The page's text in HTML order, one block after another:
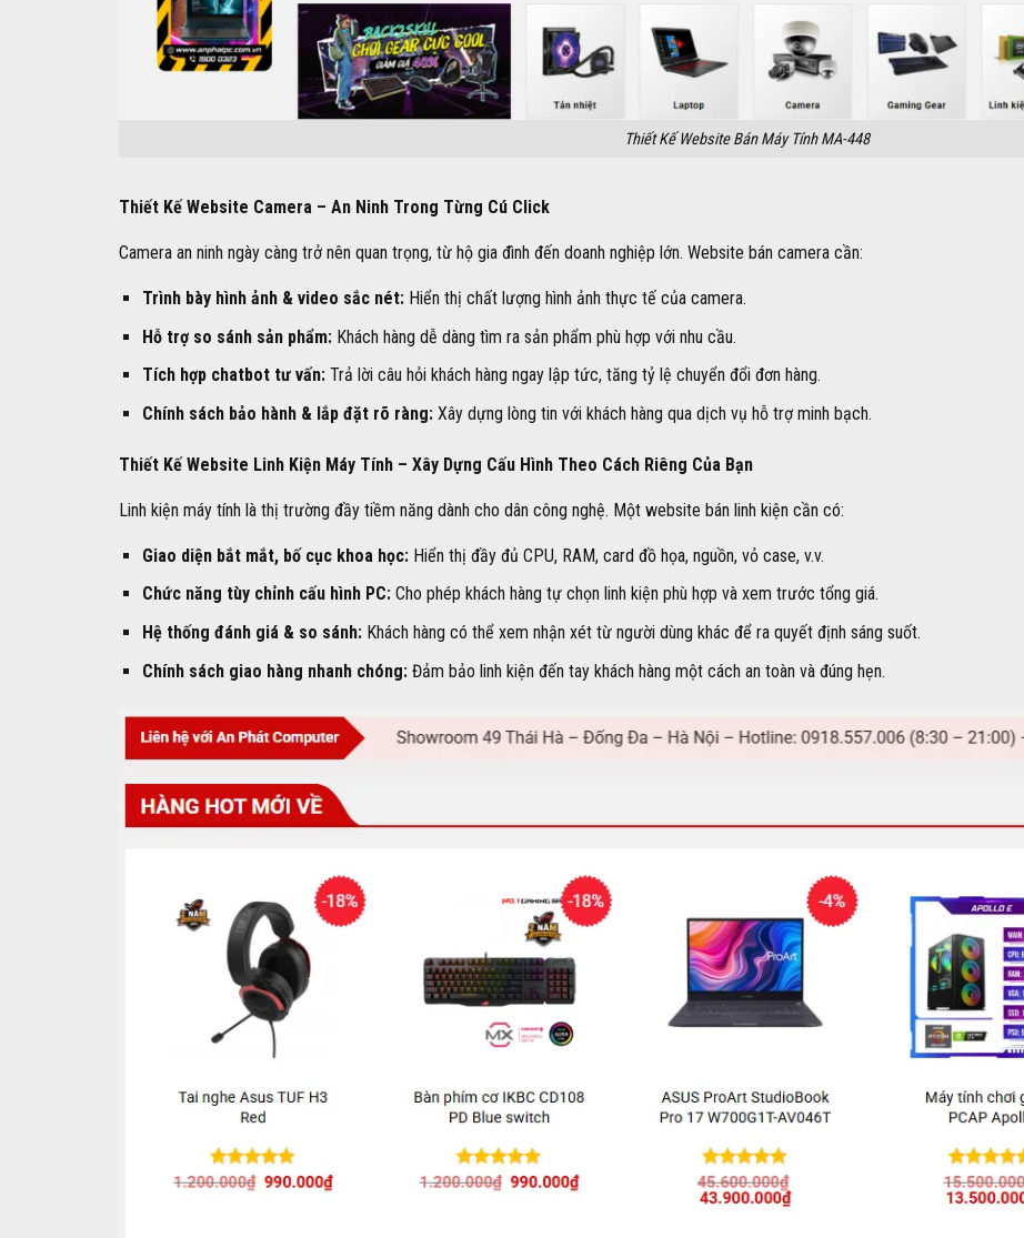
Thiết Kế Website Bán Máy Tính MA-448
Thiết Kế Website Camera – An Ninh Trong Từng Cú Click
Camera an ninh ngày càng trở nên quan trọng, từ hộ gia đình đến doanh nghiệp lớn. Website bán camera cần:
Trình bày hình ảnh & video sắc nét:Hiển thị chất lượng hình ảnh thực tế của camera.
Hỗ trợ so sánh sản phẩm:Khách hàng dễ dàng tìm ra sản phẩm phù hợp với nhu cầu.
Tích hợp chatbot tư vấn:Trả lời câu hỏi khách hàng ngay lập tức, tăng tỷ lệ chuyển đổi đơn hàng.
Chính sách bảo hành & lắp đặt rõ ràng:Xây dựng lòng tin với khách hàng qua dịch vụ hỗ trợ minh bạch.
Thiết Kế Website Linh Kiện Máy Tính – Xây Dựng Cấu Hình Theo Cách Riêng Của Bạn
Linh kiện máy tính là thị trường đầy tiềm năng dành cho dân công nghệ. Một website bán linh kiện cần có:
Giao diện bắt mắt, bố cục khoa học:Hiển thị đầy đủ CPU, RAM, card đồ họa, nguồn, vỏ case, v.v.
Chức năng tùy chỉnh cấu hình PC:Cho phép khách hàng tự chọn linh kiện phù hợp và xem trước tổng giá.
Hệ thống đánh giá & so sánh:Khách hàng có thể xem nhận xét từ người dùng khác để ra quyết định sáng suốt.
Chính sách giao hàng nhanh chóng:Đảm bảo linh kiện đến tay khách hàng một cách an toàn và đúng hẹn.